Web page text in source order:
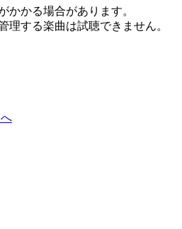
かる場合があります。
する楽曲は試聴できません。